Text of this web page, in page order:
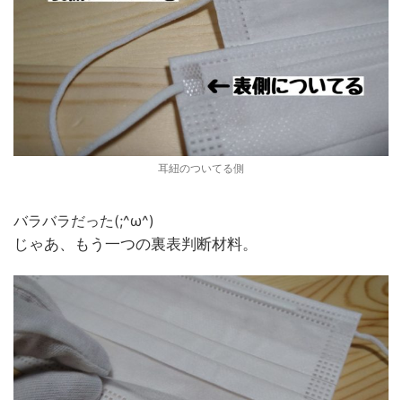
耳紐のついてる側
バラバラだった(;^ω^)
じゃあ、もう一つの裏表判断材料。